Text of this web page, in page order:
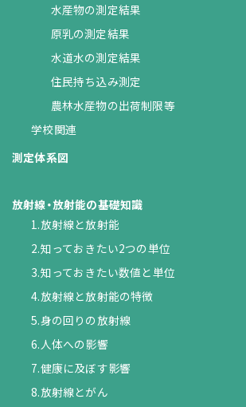
水産物の測定結果
原乳の測定結果
水道水の測定結果
住民持ち込み測定
農林水産物の出荷制限等
学校関連
測定体系図
放射線・放射能の基礎知識
1.放射線と放射能
2.知っておきたい2つの単位
3.知っておきたい数値と単位
4.放射線と放射能の特徴
5.身の回りの放射線
6.人体への影響
7.健康に及ぼす影響
8.放射線とがん